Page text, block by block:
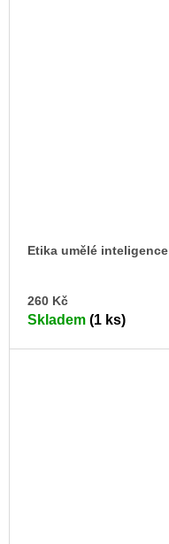
Etika umělé inteligence
260 Kč
Skladem (1 ks)